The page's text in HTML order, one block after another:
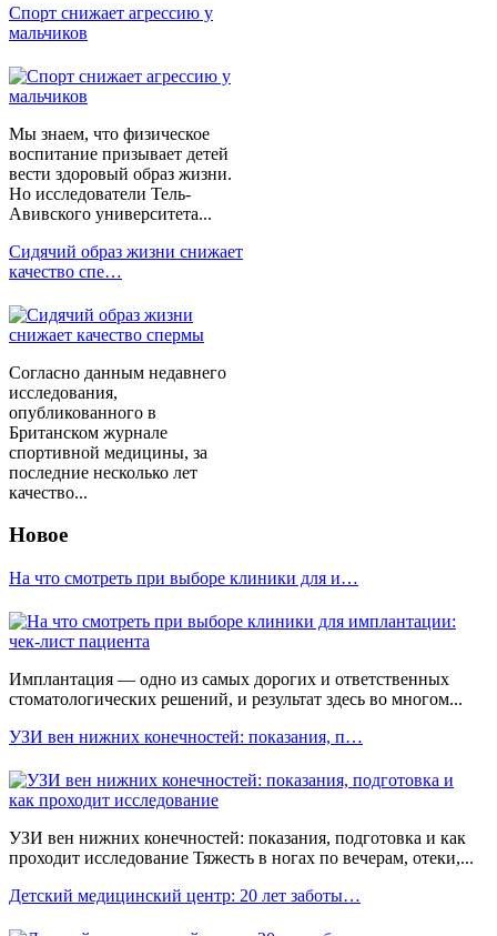
Спорт снижает агрессию у
мальчиков
Мы знаем, что физическое
воспитание призывает детей
вести здоровый образ жизни.
Но исследователи Тель-
Авивского университета...
Сидячий образ жизни снижает
качество спе…
Согласно данным недавнего
исследования,
опубликованного в
Британском журнале
спортивной медицины, за
последние несколько лет
качество...
Новое
На что смотреть при выборе клиники для и…
Имплантация — одно из самых дорогих и ответственных
стоматологических решений, и результат здесь во многом...
УЗИ вен нижних конечностей: показания, п…
УЗИ вен нижних конечностей: показания, подготовка и как
проходит исследование Тяжесть в ногах по вечерам, отеки,...
Детский медицинский центр: 20 лет заботы…